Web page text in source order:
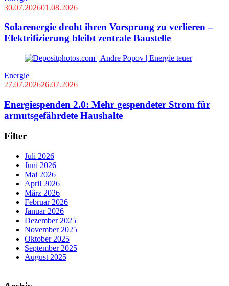
30.07.202601.08.2026
Solarenergie droht ihren Vorsprung zu verlieren –
Elektrifizierung bleibt zentrale Baustelle
Energie
27.07.202626.07.2026
Energiespenden 2.0: Mehr gespendeter Strom für
armutsgefährdete Haushalte
Filter
Juli 2026
Juni 2026
Mai 2026
April 2026
März 2026
Februar 2026
Januar 2026
Dezember 2025
November 2025
Oktober 2025
September 2025
August 2025